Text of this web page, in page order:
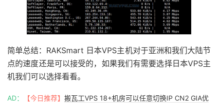
简单总结：RAKSmart 日本VPS主机对于亚洲和我们大陆节
点的速度还是可以接受的，如果我们有需要选择日本VPS主
机我们可以选择看看。
AD： 【今日推荐】 搬瓦工VPS 18+机房可以任意切换IP CN2 GIA优